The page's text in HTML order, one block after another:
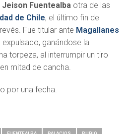
Jeison Fuentealbaotra de las
de Chile, el último fin de
Fue titular ante Magallanes
ganándose la
torpeza, al interrumpir un tiro
mitad de cancha.
por una fecha.